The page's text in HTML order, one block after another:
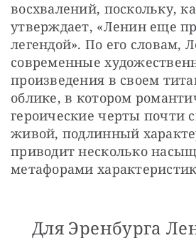
восхвалений, поскольку,
утверждает, «Ленин еще
легендой». По его словам,
современные
произведения в своем
облике, в котором
героические черты почти
живой, подлинный
приводит несколько
метафорами
Для Эренбурга